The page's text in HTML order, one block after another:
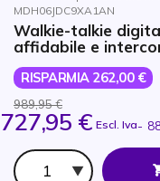
MDH06JDC9XA1AN
Walkie-talkie
affidabile e
RISPARMIA 262,00 €
989,95 €
727,95 € Escl. Iva-
Qtà